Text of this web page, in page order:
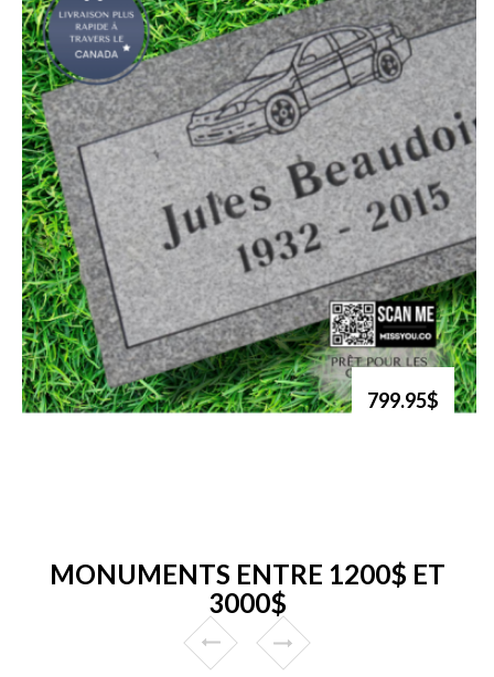
799.95$
MONUMENTS ENTRE 1200$ ET
3000$